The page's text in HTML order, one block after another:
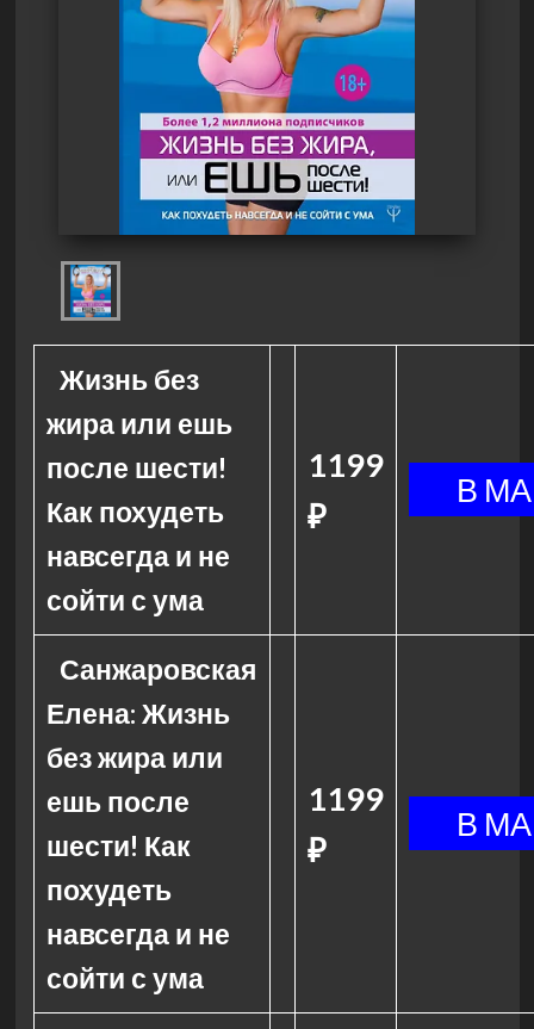
Жизнь без
жира или ешь
после шести!
Как похудеть
навсегда и не
сойти с ума
1199
₽
Санжаровская
Елена: Жизнь
без жира или
ешь после
шести! Как
похудеть
навсегда и не
сойти с ума
1199
₽